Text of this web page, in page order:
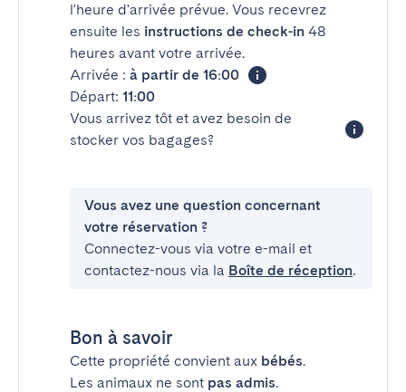
l'heure d'arrivée prévue. Vous recevrez
ensuite les instructions de check-in 48
heures avant votre arrivée.
Arrivée : à partir de 16:00
Départ: 11:00
Vous arrivez tôt et avez besoin de
stocker vos bagages?
Vous avez une question concernant
votre réservation ?
Connectez-vous via votre e-mail et
contactez-nous via la Boîte de réception.
Bon à savoir
Cette propriété convient aux bébés.
Les animaux ne sont pas admis.